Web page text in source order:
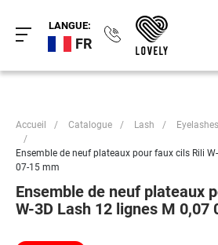
LANGUE:
FR
Accueil / Catalogue / Lash / Eyelashes
/
Ensemble de neuf plateaux pour faux cils Rili
07-15 mm
Ensemble de neuf plateaux
W-3D Lash 12 lignes M 0,07